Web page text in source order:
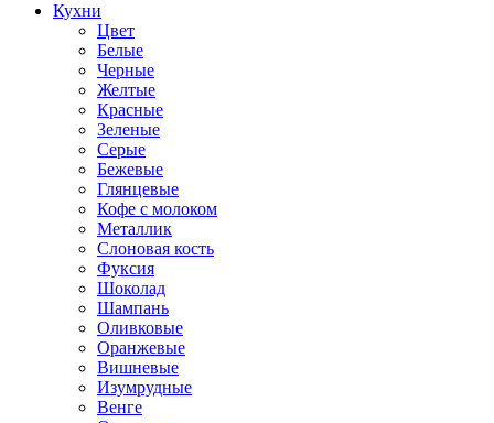
Кухни
Цвет
Белые
Черные
Желтые
Красные
Зеленые
Серые
Бежевые
Глянцевые
Кофе с молоком
Металлик
Слоновая кость
Фуксия
Шоколад
Шампань
Оливковые
Оранжевые
Вишневые
Изумрудные
Венге